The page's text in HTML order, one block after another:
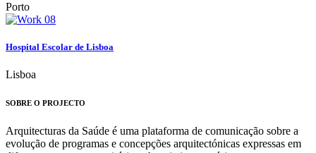
Porto
Hospital Escolar de Lisboa
Lisboa
SOBRE O PROJECTO
Arquitecturas da Saúde é uma plataforma de comunicação sobre a
evolução de programas e concepções arquitectónicas expressas em